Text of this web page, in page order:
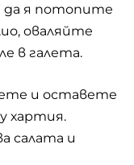
да я потопите
оваляйте
в галета.
и оставете
хартия.
салата и